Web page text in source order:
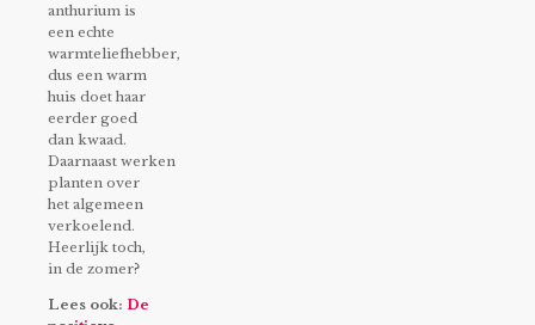
anthurium is
een echte
warmteliefhebber,
dus een warm
huis doet haar
eerder goed
dan kwaad.
Daarnaast werken
planten over
het algemeen
verkoelend.
Heerlijk toch,
in de zomer?
Lees ook: De